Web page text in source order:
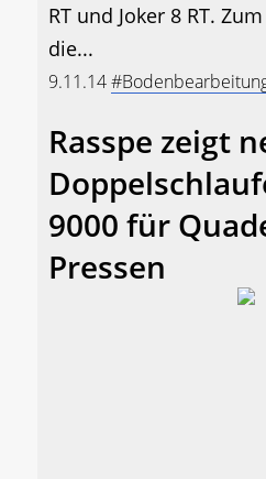
RT und Joker 8 RT.
die...
9.11.14
Rasspe zeigt
9000 für
Pressen